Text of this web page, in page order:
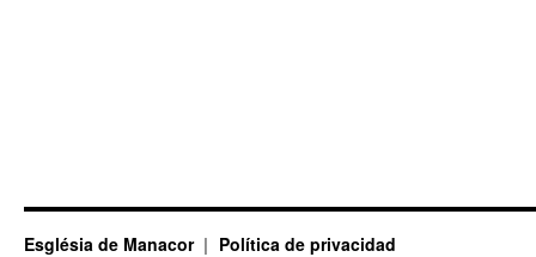
Església de Manacor Política de privacidad